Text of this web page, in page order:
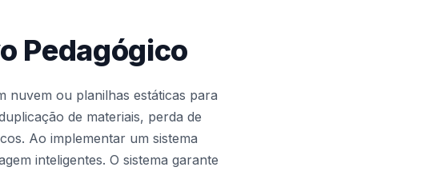
Pedagógico
nuvem ou planilhas estáticas para
de materiais, perda de
Ao implementar um sistema
inteligentes. O sistema garante